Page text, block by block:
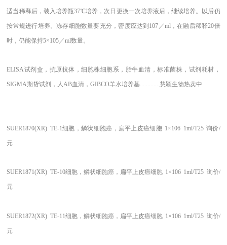
适当稀释后，装入培养瓶37℃培养，次日更换一次培养液后，继续培养。以后仍
按常规进行培养。冻存细胞数量要充分，密度应达到107／ml，在融后稀释20倍
时，仍能保持5×105／ml数量。
ELISA试剂盒，抗原抗体，细胞株细胞系，胎牛血清，标准菌株，试剂耗材，
SIGMA期货试剂，人AB血清，GIBCO羊水培养基.............慧颖生物热卖中
SUER1870(XR) TE-1细胞，鳞状细胞癌，扁平上皮癌细胞 1×106 1ml/T25 询价/
元
SUER1871(XR) TE-10细胞，鳞状细胞癌，扁平上皮癌细胞 1×106 1ml/T25 询价/
元
SUER1872(XR) TE-11细胞，鳞状细胞癌，扁平上皮癌细胞 1×106 1ml/T25 询价/
元